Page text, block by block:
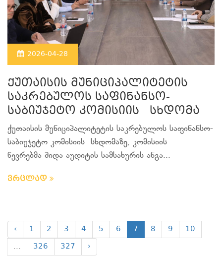
2026-04-28
ქუთაისის მუნიციპალიტეტის
საკრებულოს საფინანსო-
საბიუჯეტო კომისიის სხდომა
ქუთაისის მუნიციპალიტეტის საკრებულოს საფინანსო-
საბიუჯეტო კომისიის სხდომაზე, კომისიის
წევრებმა შიდა აუდიტის სამსახურის ანგა...
ვრცლად
‹ 1 2 3 4 5 6 7 8 9
10
...
326 327 ›